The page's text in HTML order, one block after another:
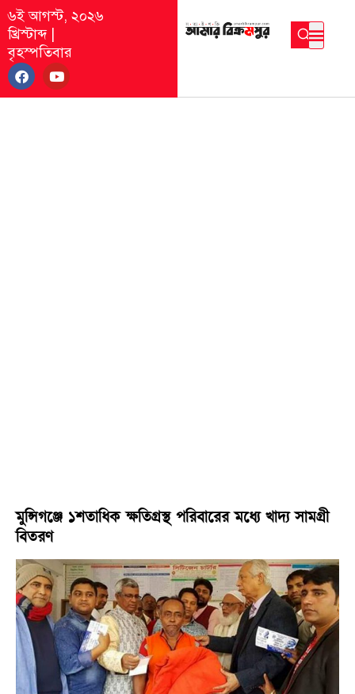
৬ই আগস্ট, ২০২৬
খ্রিস্টাব্দ|
বৃহস্পতিবার
মুন্সিগঞ্জে ১শতাধিক ক্ষতিগ্রস্থ পরিবারের মধ্যে খাদ্য সামগ্রী
বিতরণ